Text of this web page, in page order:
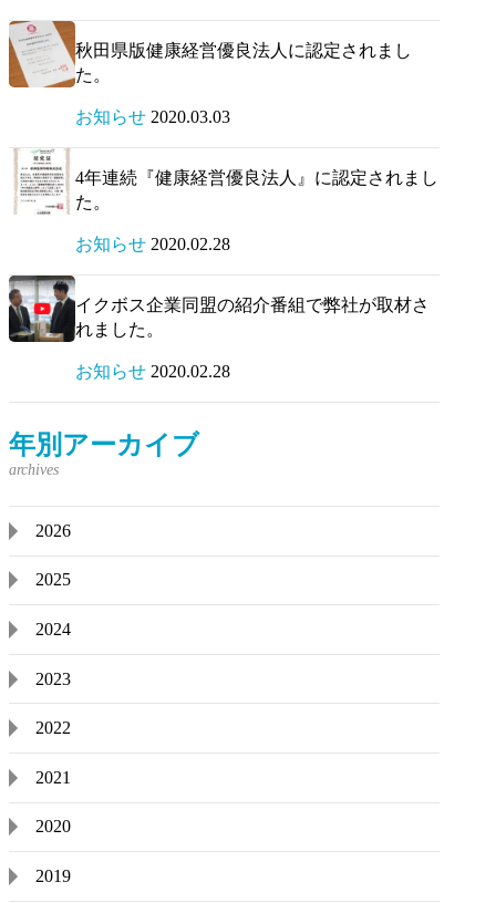
秋田県版健康経営優良法人に認定されまし
た。
お知らせ 2020.03.03
4年連続『健康経営優良法人』に認定されまし
た。
お知らせ 2020.02.28
イクボス企業同盟の紹介番組で弊社が取材さ
れました。
お知らせ 2020.02.28
年別アーカイブ
2026
2025
2024
2023
2022
2021
2020
2019